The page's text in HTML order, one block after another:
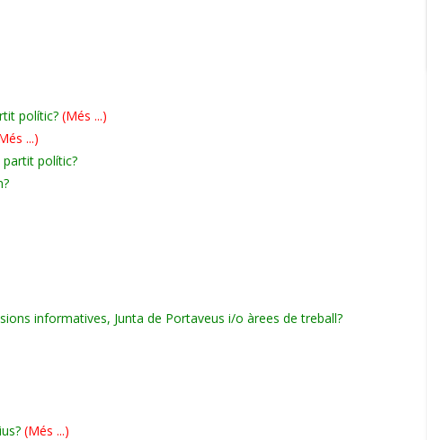
polític? (Més ...)
...)
polític?
informatives, Junta de Portaveus i/o àrees de treball?
(Més ...)